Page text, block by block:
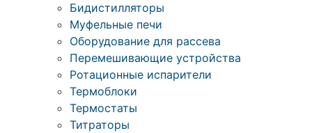
Бидистилляторы
Муфельные печи
Оборудование для рассева
Перемешивающие устройства
Ротационные испарители
Термоблоки
Термостаты
Титраторы